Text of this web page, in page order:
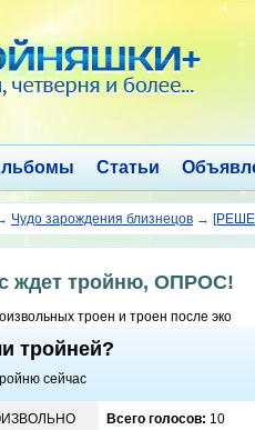
Статьи
Чудо зарождения близнецов →
ждет тройню, ОПРОС!
троен и троен после эко
тройней?
сейчас
Всего голосов: 10